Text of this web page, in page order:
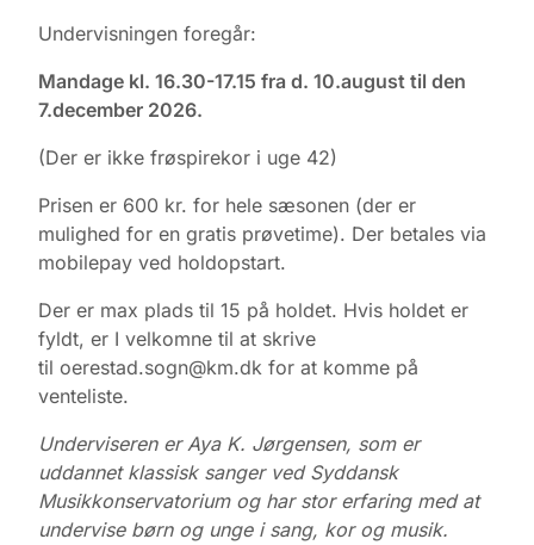
Undervisningen foregår:
Mandage kl. 16.30-17.15 fra d. 10.august til den
7.december 2026.
(Der er ikke frøspirekor i uge 42)
Prisen er 600 kr. for hele sæsonen (der er
mulighed for en gratis prøvetime). Der betales via
mobilepay ved holdopstart.
Der er max plads til 15 på holdet. Hvis holdet er
fyldt, er I velkomne til at skrive
til oerestad.sogn@km.dk for at komme på
venteliste.
Underviseren er Aya K. Jørgensen, som er
uddannet klassisk sanger ved Syddansk
Musikkonservatorium og har stor erfaring med at
undervise børn og unge i sang, kor og musik.